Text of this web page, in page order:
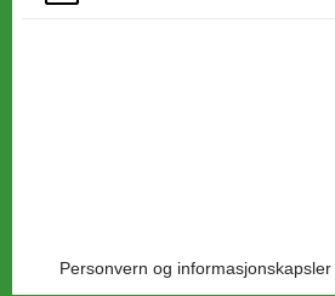
Personvern og informasjonskapsler